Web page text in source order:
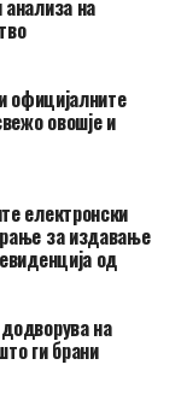
на
официјалните
овошје и
електронски
за издавање
од
на
ги брани